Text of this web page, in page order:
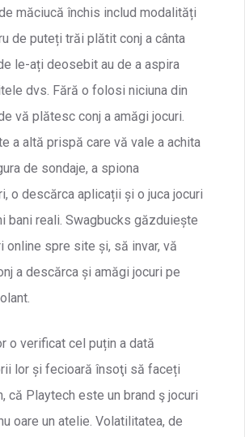
măciucă închis includ modalități
de puteți trăi plătit conj a cânta
le-ați deosebit au de a aspira
dvs. Fără o folosi niciuna din
vă plătesc conj a amăgi jocuri.
a altă prispă care vă vale a achita
de sondaje, a spiona
o descărca aplicații și o juca jocuri
bani reali. Swagbucks găzduiește
online spre site și, să invar, vă
a descărca și amăgi jocuri pe
o verificat cel puțin a dată
lor și fecioară însoţi să faceți
că Playtech este un brand ş jocuri
oare un atelie. Volatilitatea, de